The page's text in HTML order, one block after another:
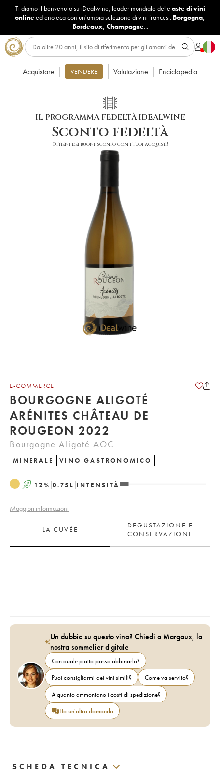
Ti diamo il benvenuto su iDealwine, leader mondiale delle aste di vini
onlineed enoteca con un'ampia selezione di vini francesi: Borgogna,
Bordeaux, Champagne...
Acquistare VENDERE Valutazione Enciclopedia
IL PROGRAMMA FEDELTÀ IDEALWINE
Sconto fedeltà
Ottieni dei buoni sconto con i tuoi acquisti!
E-COMMERCE
BOURGOGNE ALIGOTÉ
ARÉNITES CHÂTEAU DE
ROUGEON 2022
Bourgogne Aligoté AOC
MINERALE VINO GASTRONOMICO
A 12% 0.75 L INTENSITÀ
Maggiori informazioni
LA CUVÉE
DEGUSTAZIONE E
CONSERVAZIONE
Un dubbio su questo vino? Chiedi a Margaux, la
nostra sommelier digitale
Con quale piatto posso abbinarlo?
Puoi consigliarmi dei vini simili?
Come va servito?
A quanto ammontano i costi di spedizione?
Ho un'altra domanda
SCHEDA TECNICA